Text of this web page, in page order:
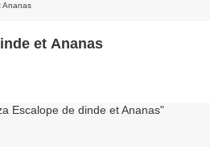
Ananas
et Ananas